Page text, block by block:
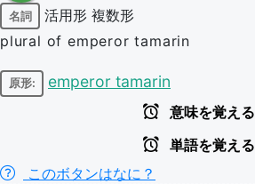
名詞 活用形 複数形
plural of emperor tamarin
原形: emperor tamarin
意味を覚える
単語を覚える
このボタンはなに？